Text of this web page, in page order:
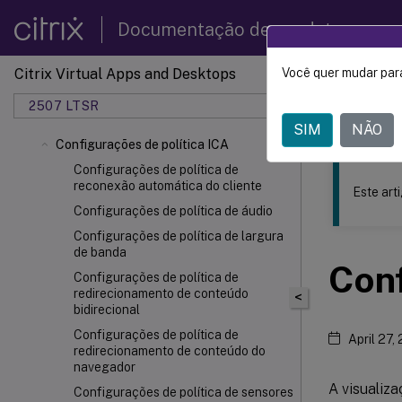
Documentação de produtos
Citrix Virtual Apps and Desktops
2507 LTSR
Configurações de política ICA
Configurações de política de
reconexão automática do cliente
Configurações de política de áudio
Configurações de política de largura
de banda
Configurações de política de
redirecionamento de conteúdo
bidirecional
Configurações de política de
redirecionamento de conteúdo do
navegador
Configurações de política de sensores
Este
Citrix
<
Este
April 27,
A
Você quer mudar
SIM NÃO